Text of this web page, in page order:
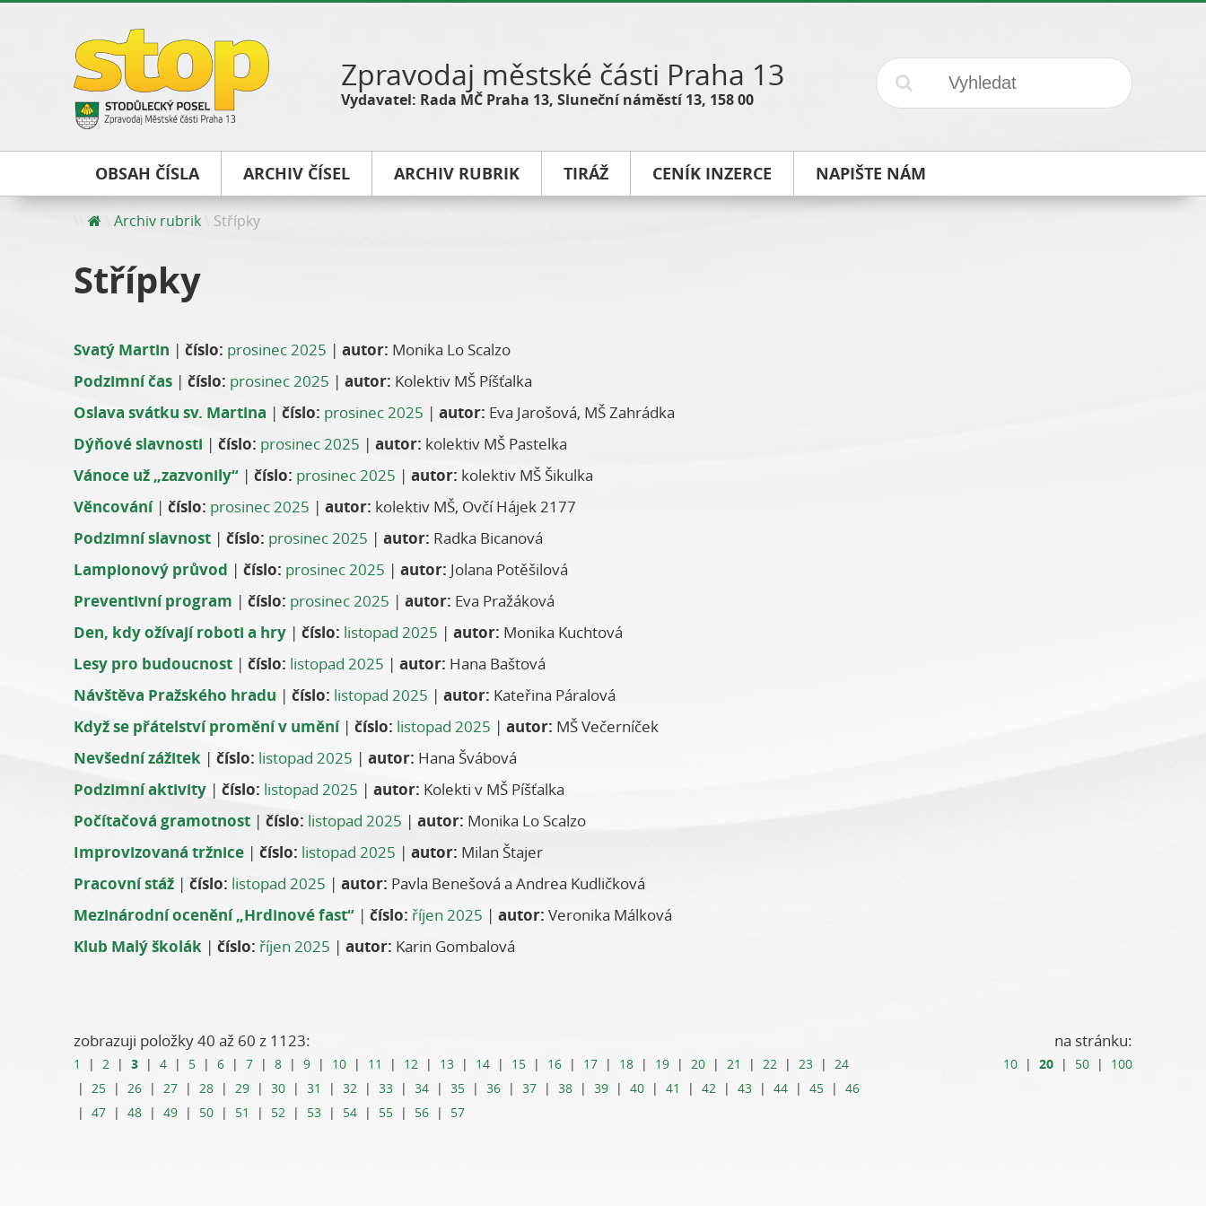
Zpravodaj městské části Praha 13
Vydavatel: Rada MČ Praha 13, Sluneční náměstí 13, 158 00
OBSAH ČÍSLA ARCHIV ČÍSEL ARCHIV RUBRIK TIRÁŽ CENÍK INZERCE NAPIŠTE NÁM
Archiv rubrik Střípky
Střípky
Svatý Martin | číslo: prosinec 2025 | autor: Monika Lo Scalzo
Podzimní čas | číslo: prosinec 2025 | autor: Kolektiv MŠ Píšťalka
Oslava svátku sv. Martina | číslo: prosinec 2025 | autor: Eva Jarošová, MŠ Zahrádka
Dýňové slavnosti | číslo: prosinec 2025 | autor: kolektiv MŠ Pastelka
Vánoce už „zazvonily“ | číslo: prosinec 2025 | autor: kolektiv MŠ Šikulka
Věncování| číslo: prosinec 2025 | autor: kolektiv MŠ, Ovčí Hájek 2177
Podzimní slavnost | číslo: prosinec 2025 | autor: Radka Bicanová
Lampionový průvod | číslo: prosinec 2025 | autor: Jolana Potěšilová
Preventivní program | číslo: prosinec 2025 | autor: Eva Pražáková
Den, kdy ožívají roboti a hry | číslo: listopad 2025 | autor: Monika Kuchtová
Lesy pro budoucnost | číslo: listopad 2025 | autor: Hana Baštová
Návštěva Pražského hradu | číslo: listopad 2025 | autor: Kateřina Páralová
Když se přátelství promění v umění| číslo: listopad 2025 | autor: MŠ Večerníček
Nevšední zážitek | číslo: listopad 2025 | autor: Hana Švábová
Podzimní aktivity | číslo: listopad 2025 | autor: Kolekti v MŠ Píšťalka
Počítačová gramotnost | číslo: listopad 2025 | autor: Monika Lo Scalzo
Improvizovaná tržnice | číslo: listopad 2025 | autor: Milan Štajer
Pracovní stáž | číslo: listopad 2025 | autor: Pavla Benešová a Andrea Kudličková
Mezinárodní ocenění „Hrdinové fast“ | číslo: říjen 2025 | autor: Veronika Málková
Klub Malý školák | číslo: říjen 2025 | autor: Karin Gombalová
zobrazuji položky 40 až 60 z 1123:
1 | 2 | 3 | 4 | 5 | 6 | 7 | 8 | 9 | 10 | 11 | 12 | 13 | 14 | 15 | 16 | 17 | 18 | 19 | 20 | 21 | 22 | 23 | 24
| 25 | 26 | 27 | 28 | 29 | 30 | 31 | 32 | 33 | 34 | 35 | 36 | 37 | 38 | 39 | 40 | 41 | 42 | 43 | 44 | 45 | 46
| 47 | 48 | 49 | 50 | 51 | 52 | 53 | 54 | 55 | 56 | 57
na stránku:
10| 20| 50| 100